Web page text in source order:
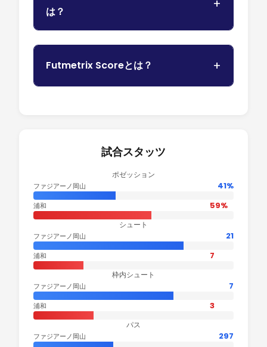
は？
Futmetrix Scoreとは？
試合スタッツ
ポゼッション
ファジアーノ岡山 41%
浦和 59%
シュート
ファジアーノ岡山 21
浦和 7
枠内シュート
ファジアーノ岡山 7
浦和 3
パス
ファジアーノ岡山 297